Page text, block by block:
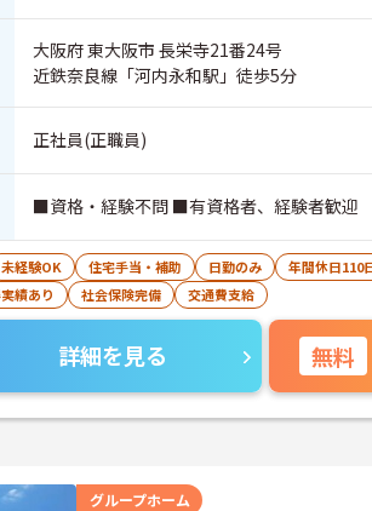
大阪府 東大阪市 長栄寺21番24号
近鉄奈良線「河内永和駅」徒歩5分
正社員(正職員)
■資格・経験不問 ■有資格者、経験者歓迎
未経験OK 住宅手当・補助 日勤のみ 年間休日110
績あり
社会保険完備 交通費支給
詳細を見る 無料
グループホーム